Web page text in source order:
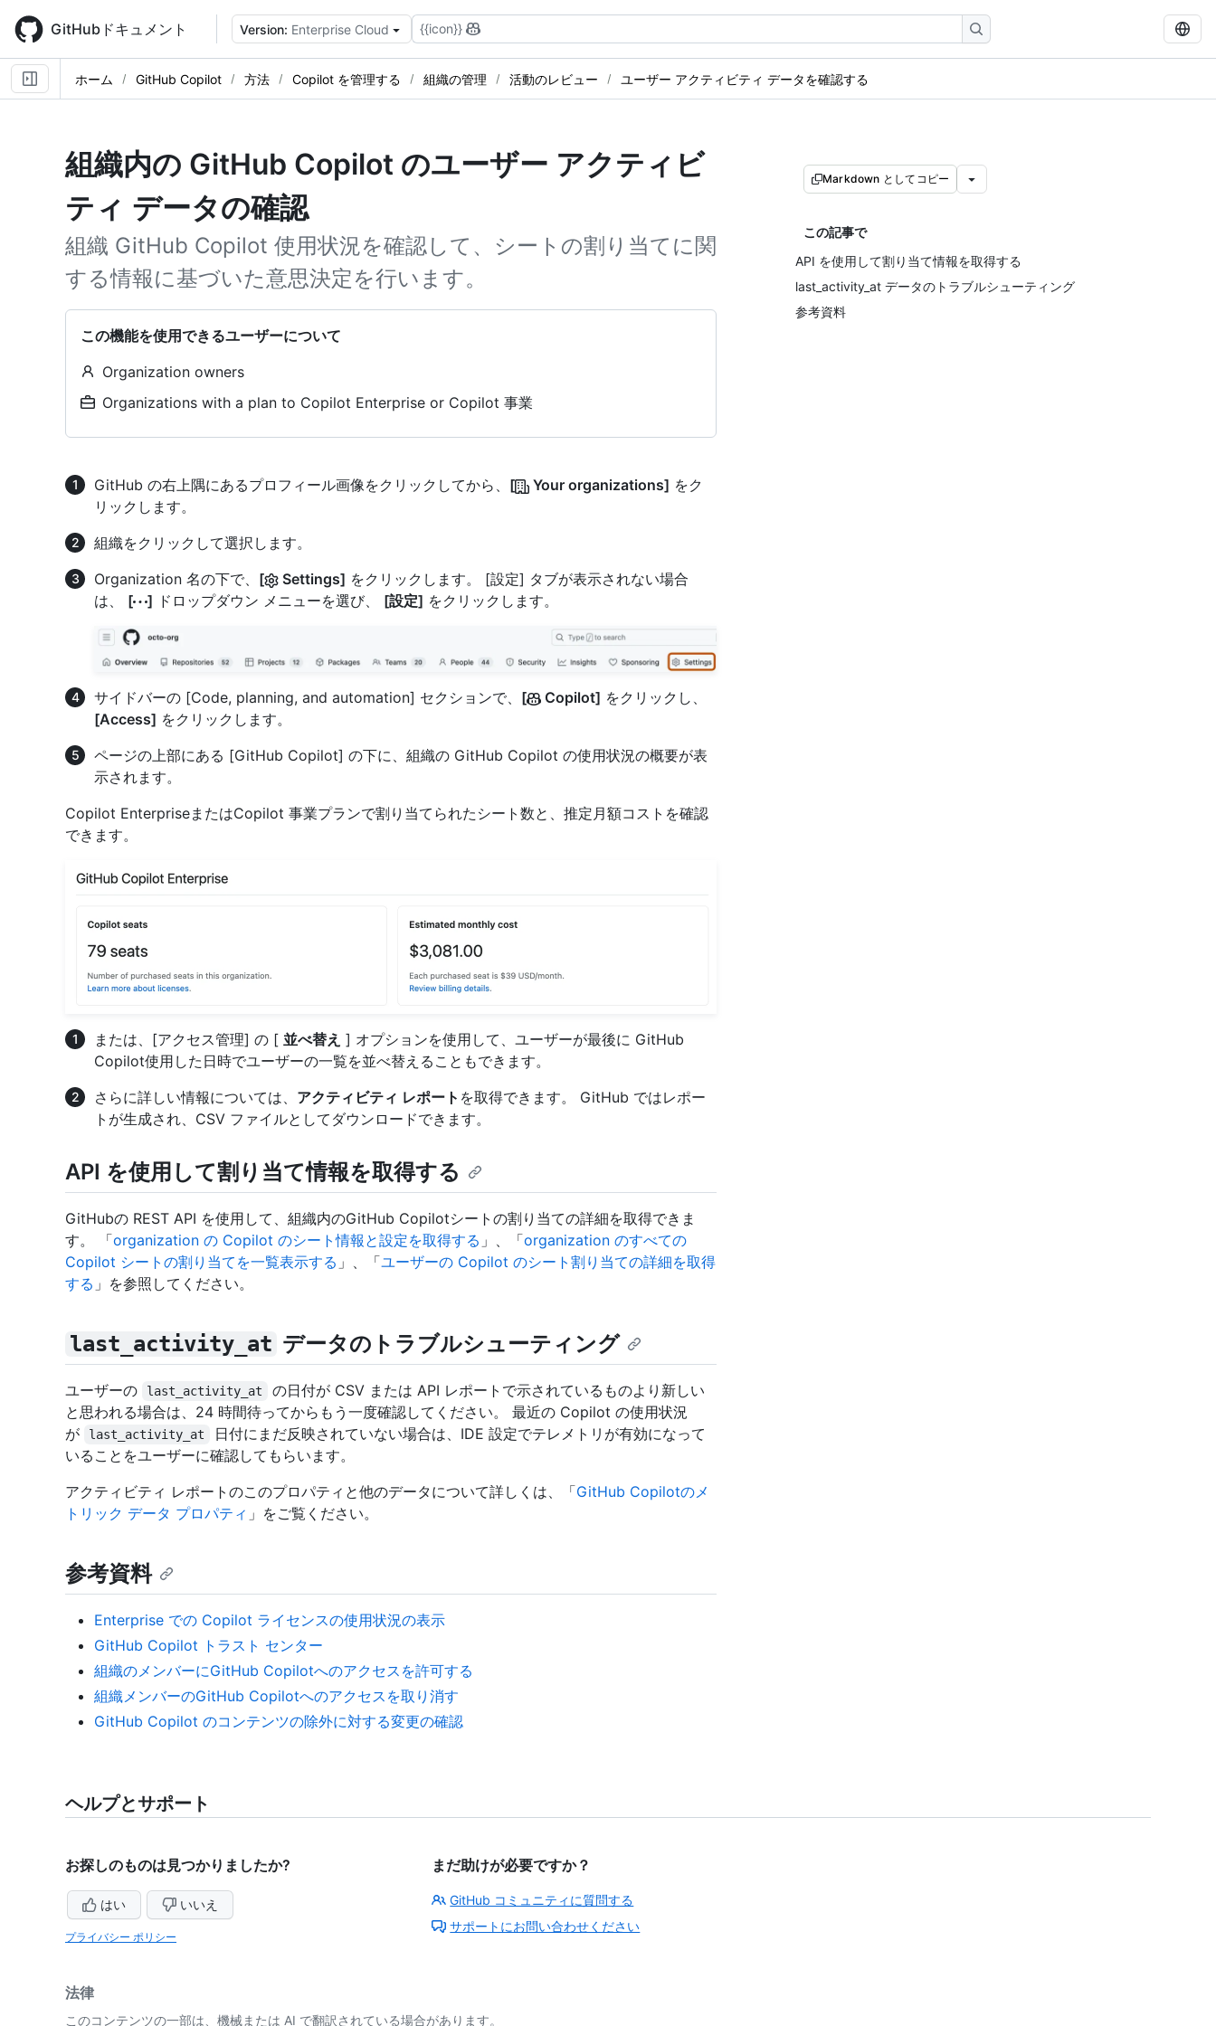
main
content
GitHubドキュメント Version: Enterprise Cloud {{icon}}
ホーム GitHub Copilot 方法 Copilot を管理する 組織の管理 活動のレビュー ユーザー アクティビティ データを確認する
組織内の GitHub Copilot のユーザー アクティビ
ティ データの確認
組織 GitHub Copilot 使用状況を確認して、シートの割り当てに関
する情報に基づいた意思決定を行います。
この機能を使用できるユーザーについて
Organization owners
Organizations with a plan to Copilot Enterprise or Copilot 事業
Markdown としてコピー
この記事で
API を使用して割り当て情報を取得する
last_activity_at データのトラブルシューティング
参考資料
GitHub の右上隅にあるプロフィール画像をクリックしてから、 [ Your organizations] をク
リックします。
組織をクリックして選択します。
Organization 名の下で、 [ Settings] をクリックします。 [設定] タブが表示されない場合
は、 [ ] ドロップダウン メニューを選び、 [設定] をクリックします。
サイドバーの [Code, planning, and automation] セクションで、 [ Copilot] をクリックし、
[Access] をクリックします。
ページの上部にある [GitHub Copilot] の下に、組織の GitHub Copilot の使用状況の概要が表
示されます。
Copilot EnterpriseまたはCopilot 事業プランで割り当てられたシート数と、推定月額コストを確認
できます。
または、[アクセス管理] の [ 並べ替え ] オプションを使用して、ユーザーが最後に GitHub
Copilot使用した日時でユーザーの一覧を並べ替えることもできます。
さらに詳しい情報については、 アクティビティ レポート を取得できます。 GitHub ではレポー
トが生成され、CSV ファイルとしてダウンロードできます。
API を使用して割り当て情報を取得する
GitHubの REST API を使用して、組織内のGitHub Copilotシートの割り当ての詳細を取得できま
す。 「organization の Copilot のシート情報と設定を取得する 」、「organization のすべての
Copilot シートの割り当てを一覧表示する 」、「ユーザーの Copilot のシート割り当ての詳細を取得
する 」を参照してください。
last_activity_at データのトラブルシューティング
ユーザーの last_activity_at
の日付が CSV または API レポートで示されているものより新しい
と思われる場合は、24 時間待ってからもう一度確認してください。 最近の Copilot の使用状況
が
last_activity_at
日付にまだ反映されていない場合は、IDE 設定でテレメトリが有効になって
いることをユーザーに確認してもらいます。
アクティビティ レポートのこのプロパティと他のデータについて詳しくは、「GitHub Copilotのメ
トリック データ プロパティ 」をご覧ください。
参考資料
Enterprise での Copilot ライセンスの使用状況の表示
GitHub Copilot トラスト センター
組織のメンバーにGitHub Copilotへのアクセスを許可する
組織メンバーのGitHub Copilotへのアクセスを取り消す
GitHub Copilot のコンテンツの除外に対する変更の確認
ヘルプとサポート
お探しのものは見つかりましたか?
はい いいえ
プライバシー ポリシー
まだ助けが必要ですか？
GitHub コミュニティに質問する
サポートにお問い合わせください
法律
このコンテンツの一部は、機械または AI で翻訳されている場合があります。